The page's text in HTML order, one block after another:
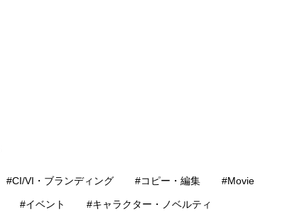
#CI/VI・ブランディング #コピー・編集 #Movie
#イベント #キャラクター・ノベルティ